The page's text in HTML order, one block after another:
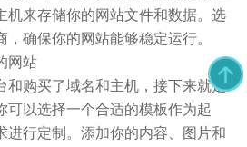
机来存储你的网站文件和数据。选
确保你的网站能够稳定运行。
网站
和购买了域名和主机，接下来就是
可以选择一个合适的模板作为起
进行定制。添加你的内容、图片和